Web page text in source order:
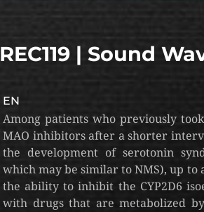
| Sound
EN
Among patients who previously
MAO inhibitors after a shorter
the development of serotonin
which may be similar to NMS), up to
the ability to inhibit the CYP2D6
with drugs that are metabolized